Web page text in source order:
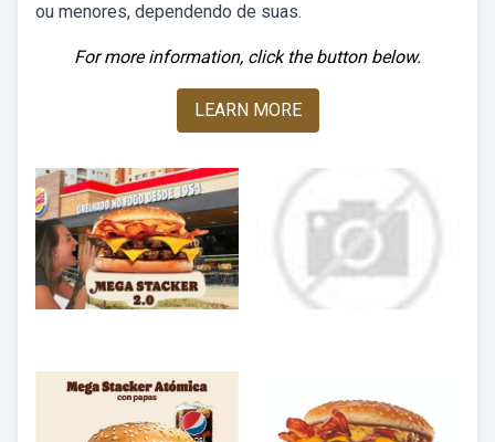
ou menores, dependendo de suas.
For more information, click the button below.
LEARN MORE